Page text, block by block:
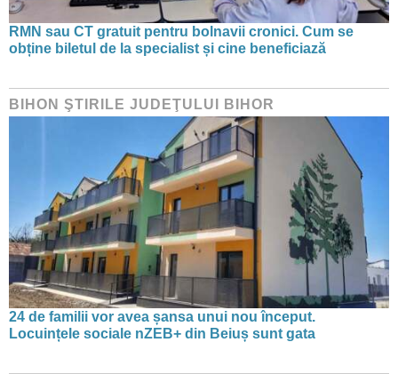
RMN sau CT gratuit pentru bolnavii cronici. Cum se
obține biletul de la specialist și cine beneficiază
BIHON ŞTIRILE JUDEŢULUI BIHOR
24 de familii vor avea șansa unui nou început.
Locuințele sociale nZEB+ din Beiuș sunt gata